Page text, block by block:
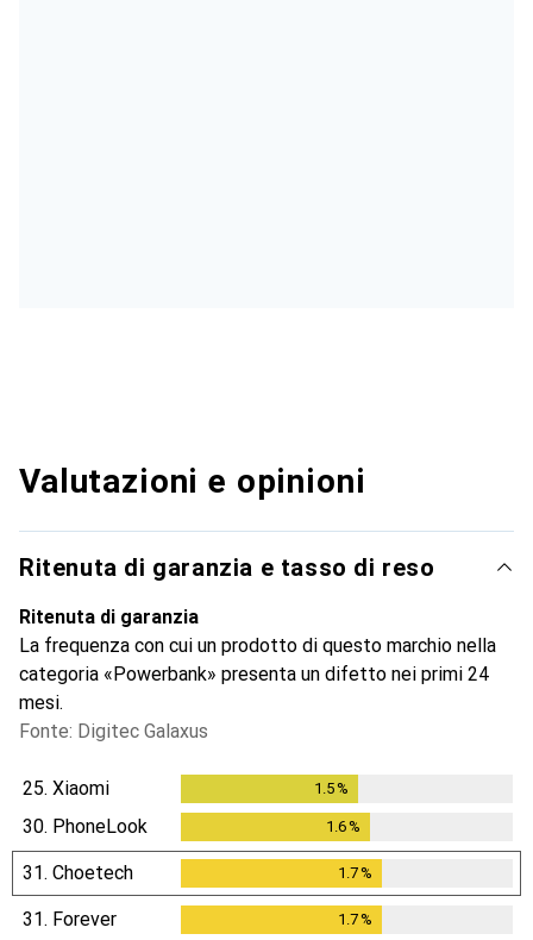
Valutazioni e opinioni
Ritenuta di garanzia e tasso di reso
Ritenuta di garanzia
La frequenza con cui un prodotto di questo marchio nella
categoria «Powerbank» presenta un difetto nei primi 24
mesi.
Fonte: Digitec Galaxus
25. Xiaomi 1.5%
30. PhoneLook 1.6%
31. Choetech 1.7%
31. Forever 1.7%